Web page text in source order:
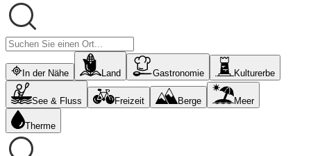
In der Nähe Land Gastronomie Kulturerbe
See & Fluss Freizeit Berge Meer
Therme